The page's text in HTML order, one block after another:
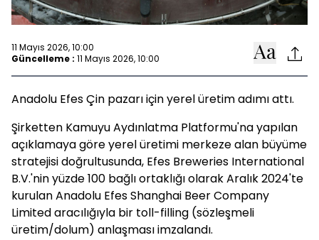
11 Mayıs 2026, 10:00
Güncelleme : 11 Mayıs 2026, 10:00
Anadolu Efes Çin pazarı için yerel üretim adımı attı.
Şirketten Kamuyu Aydınlatma Platformu'na yapılan
açıklamaya göre yerel üretimi merkeze alan büyüme
stratejisi doğrultusunda, Efes Breweries International
B.V.'nin yüzde 100 bağlı ortaklığı olarak Aralık 2024'te
kurulan Anadolu Efes Shanghai Beer Company
Limited aracılığıyla bir toll-filling (sözleşmeli
üretim/dolum) anlaşması imzalandı.